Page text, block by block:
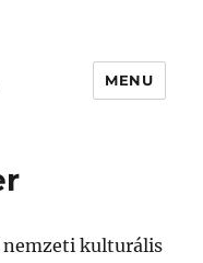
MENU
nemzeti kulturális